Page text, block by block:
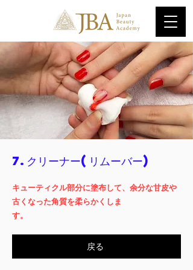
7.クリーナー(リムーバー)
キューティクル部分に塗布して、余分な甘皮や
古くなった角質を柔らかくしま
す。
戻る